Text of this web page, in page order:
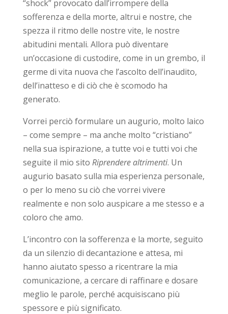
“shock” provocato dall’irrompere della
sofferenza e della morte, altrui e nostre, che
spezza il ritmo delle nostre vite, le nostre
abitudini mentali. Allora può diventare
un’occasione di custodire, come in un grembo, il
germe di vita nuova che l’ascolto dell’inaudito,
dell’inatteso e di ciò che è scomodo ha
generato.
Vorrei perciò formulare un augurio, molto laico
– come sempre – ma anche molto “cristiano”
nella sua ispirazione, a tutte voi e tutti voi che
seguite il mio sito Riprendere altrimenti. Un
augurio basato sulla mia esperienza personale,
o per lo meno su ciò che vorrei vivere
realmente e non solo auspicare a me stesso e a
coloro che amo.
L’incontro con la sofferenza e la morte, seguito
da un silenzio di decantazione e attesa, mi
hanno aiutato spesso a ricentrare la mia
comunicazione, a cercare di raffinare e dosare
meglio le parole, perché acquisiscano più
spessore e più significato.